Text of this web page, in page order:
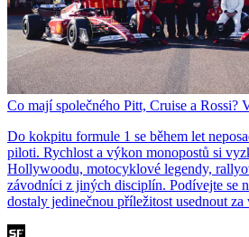
Co mají společného Pitt, Cruise a Rossi?
Do kokpitu formule 1 se během let
piloti. Rychlost a výkon monopostů si
Hollywoodu, motocyklové legendy,
závodníci z jiných disciplín. Podívejte se
dostaly jedinečnou příležitost usednout